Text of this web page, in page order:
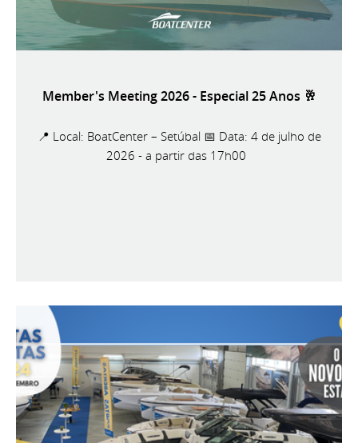
Member's Meeting 2026 - Especial 25 Anos 🥂
📍 Local: BoatCenter – Setúbal 📅 Data: 4 de julho de
2026 - a partir das 17h00